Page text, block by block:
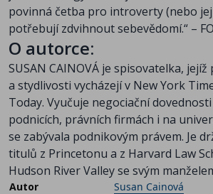
povinná četba pro introverty (nebo
potřebují zdvihnout sebevědomí.“ –
O autorce:
SUSAN CAINOVÁ je spisovatelka,
a stydlivosti vycházejí v New York
Today. Vyučuje negociační
podnicích, právních firmách i na
se zabývala podnikovým právem. Je
titulů z Princetonu a z Harvard Law
Hudson River Valley se svým
Autor
Susan Cainová